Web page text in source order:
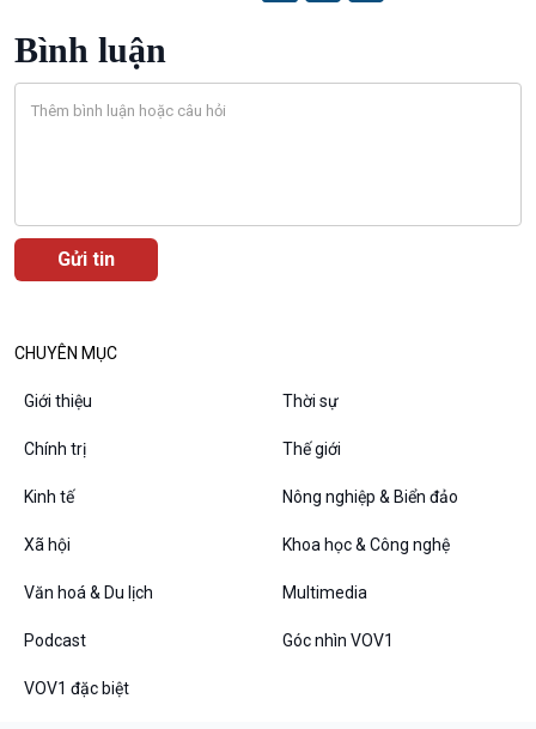
Văn hoá & Du lịch
Bình luận
10 phút Sự kiện - Luận bàn
Dòng chảy sự kiện
Diễn đàn chủ nhật
Chuyện đêm
Bình luận
CHUYÊN MỤC
Giới thiệu Thời sự
Chính trị Thế giới
Kinh tế Nông nghiệp & Biển đảo
Xã hội Khoa học & Công nghệ
Văn hoá & Du lịch Multimedia
Podcast Góc nhìn VOV1
VOV1 đặc biệt